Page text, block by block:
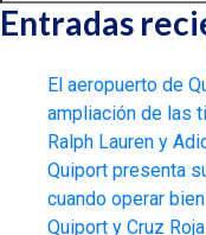
Entradas
El aeropuerto de
ampliación de las
Ralph Lauren y
Quiport presenta
cuando operar
Quiport y Cruz